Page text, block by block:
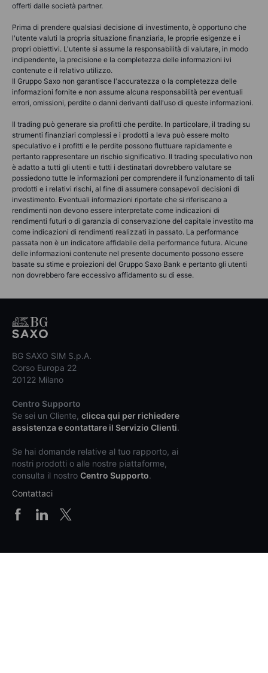
offerti dalle società partner.
Prima di prendere qualsiasi decisione di investimento, è opportuno che
l'utente valuti la propria situazione finanziaria, le proprie esigenze e i
propri obiettivi. L'utente si assume la responsabilità di valutare, in modo
indipendente, la precisione e la completezza delle informazioni ivi
contenute e il relativo utilizzo.
Il Gruppo Saxo non garantisce l'accuratezza o la completezza delle
informazioni fornite e non assume alcuna responsabilità per eventuali
errori, omissioni, perdite o danni derivanti dall'uso di queste informazioni.
Il trading può generare sia profitti che perdite. In particolare, il trading su
strumenti finanziari complessi e i prodotti a leva può essere molto
speculativo e i profitti e le perdite possono fluttuare rapidamente e
pertanto rappresentare un rischio significativo. Il trading speculativo non
è adatto a tutti gli utenti e tutti i destinatari dovrebbero valutare se
possiedono tutte le informazioni per comprendere il funzionamento di tali
prodotti e i relativi rischi, al fine di assumere consapevoli decisioni di
investimento. Eventuali informazioni riportate che si riferiscano a
rendimenti non devono essere interpretate come indicazioni di
rendimenti futuri o di garanzia di conservazione del capitale investito ma
come indicazioni di rendimenti realizzati in passato. La performance
passata non è un indicatore affidabile della performance futura. Alcune
delle informazioni contenute nel presente documento possono essere
basate su stime e proiezioni del Gruppo Saxo Bank e pertanto gli utenti
non dovrebbero fare eccessivo affidamento su di esse.
BG SAXO SIM S.p.A.
Corso Europa 22
20122 Milano
Centro Supporto
Se sei un Cliente, clicca qui per richiedere
assistenza e contattare il Servizio Clienti.
Se hai domande relative al tuo rapporto, ai
nostri prodotti o alle nostre piattaforme,
consulta il nostro Centro Supporto.
Contattaci